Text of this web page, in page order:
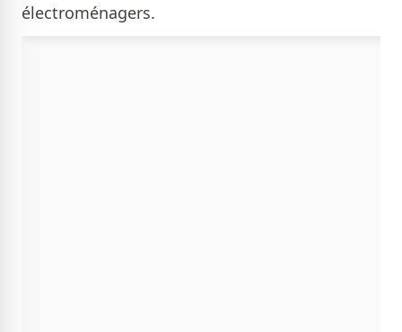
électroménagers.